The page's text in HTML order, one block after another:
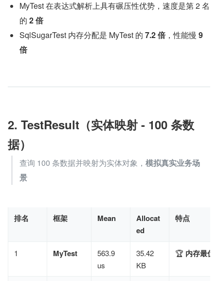
MyTest 在表达式解析上具有碾压性优势，速度是第 2 名
的 2 倍
SqlSugarTest 内存分配是 MyTest 的 ​ 7.2 倍​，性能慢 9
倍
2. TestResult（实体映射 - 100 条数
据）
查询 100 条数据并映射为实体对象， 模拟真实业务场
景
排名 框架 Mean
Allocat
ed
特点
1 MyTest
563.9
us
35.42
KB
🏆 ​ 内存最优